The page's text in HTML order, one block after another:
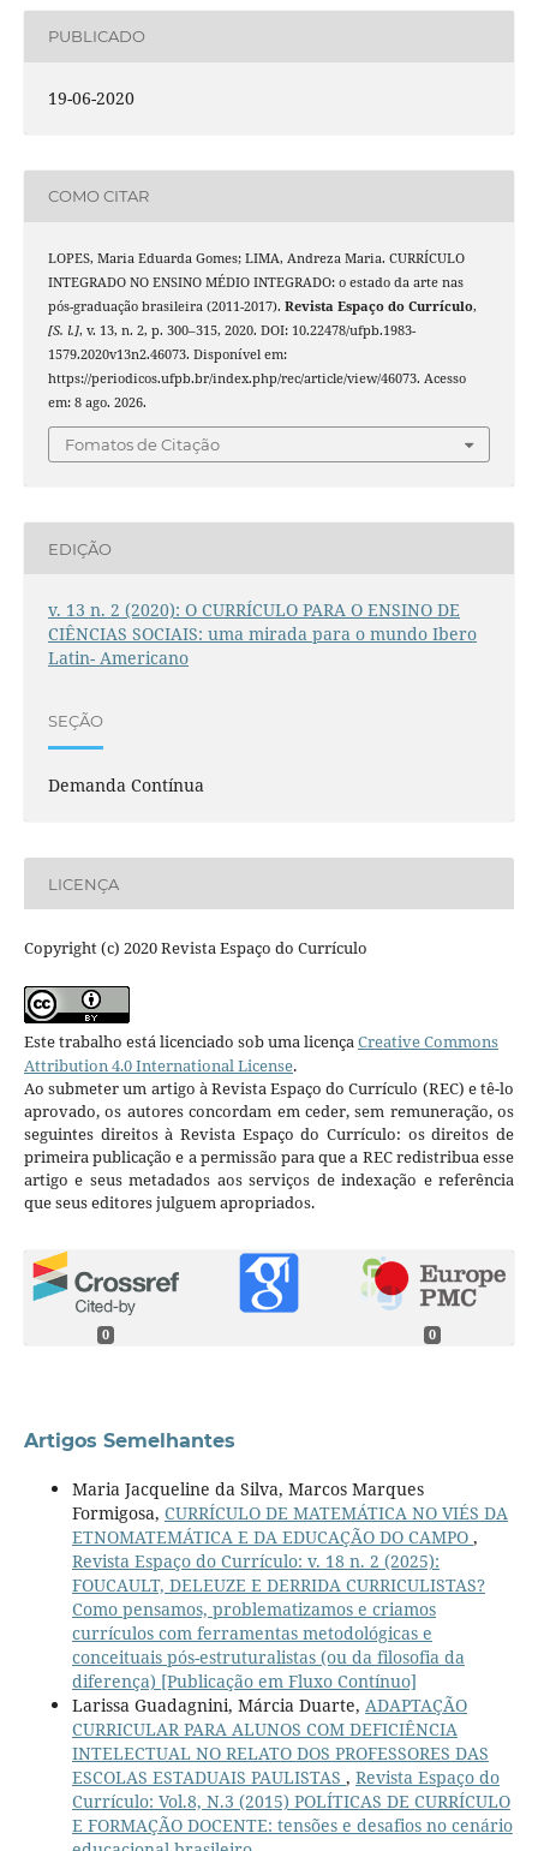
PUBLICADO
19-06-2020
COMO CITAR
LOPES, Maria Eduarda Gomes; LIMA, Andreza Maria. CURRÍCULO
INTEGRADO NO ENSINO MÉDIO INTEGRADO: o estado da arte nas
pós-graduação brasileira (2011-2017). Revista Espaço do Currículo,
[S. l.], v. 13, n. 2, p. 300–315, 2020. DOI: 10.22478/ufpb.1983-
1579.2020v13n2.46073. Disponível em:
https://periodicos.ufpb.br/index.php/rec/article/view/46073. Acesso
em: 8 ago. 2026.
Fomatos de Citação
EDIÇÃO
v. 13 n. 2 (2020): O CURRÍCULO PARA O ENSINO DE
CIÊNCIAS SOCIAIS: uma mirada para o mundo Ibero
Latin- Americano
SEÇÃO
Demanda Contínua
LICENÇA
Copyright (c) 2020 Revista Espaço do Currículo
Este trabalho está licenciado sob uma licençaCreative Commons
Attribution 4.0 International License.
Ao submeter um artigo à Revista Espaço do Currículo (REC) e tê-lo
aprovado, os autores concordam em ceder, sem remuneração, os
seguintes direitos à Revista Espaço do Currículo: os direitos de
primeira publicação e a permissão para que a REC redistribua esse
artigo e seus metadados aos serviços de indexação e referência
que seus editores julguem apropriados.
0 0
Artigos Semelhantes
Maria Jacqueline da Silva, Marcos Marques
Formigosa, CURRÍCULO DE MATEMÁTICA NO VIÉS DA
ETNOMATEMÁTICA E DA EDUCAÇÃO DO CAMPO ,
Revista Espaço do Currículo: v. 18 n. 2 (2025):
FOUCAULT, DELEUZE E DERRIDA CURRICULISTAS?
Como pensamos, problematizamos e criamos
currículos com ferramentas metodológicas e
conceituais pós-estruturalistas (ou da filosofia da
diferença) [Publicação em Fluxo Contínuo]
Larissa Guadagnini, Márcia Duarte, ADAPTAÇÃO
CURRICULAR PARA ALUNOS COM DEFICIÊNCIA
INTELECTUAL NO RELATO DOS PROFESSORES DAS
ESCOLAS ESTADUAIS PAULISTAS , Revista Espaço do
Currículo: Vol.8, N.3 (2015) POLÍTICAS DE CURRÍCULO
E FORMAÇÃO DOCENTE: tensões e desafios no cenário